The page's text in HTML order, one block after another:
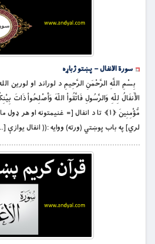
سورة الانفال – پښتو ژباړه
بِسْمِ اللَّهِ الرَّحْمَنِ الرَّحِيمِ د لوراند او لورين
الأَنفَالُ لِلّهِ وَالرَّسُولِ فَاتَّقُواْ اللّهَ وَأَصْلِحُواْ ذَاتَ
مُّؤْمِنِينَ ﴿۱﴾ تا د انفال [= غنيمتونه او
لري] په باب پوښتي (ورته) ووايه :(( انفال يوازې